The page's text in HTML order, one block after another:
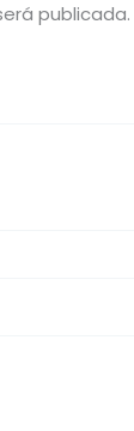
publicada.